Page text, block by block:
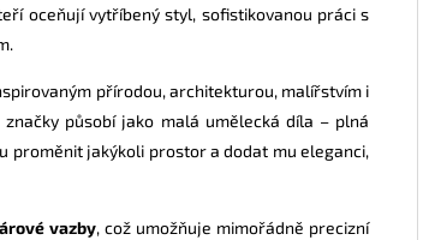
oceňují vytříbený styl, sofistikovanou práci s
přírodou, architekturou, malířstvím i
působí jako malá umělecká díla – plná
proměnit jakýkoli prostor a dodat mu eleganci,
vazby, což umožňuje mimořádně precizní